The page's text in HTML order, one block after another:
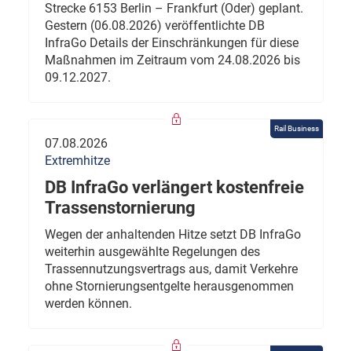
Strecke 6153 Berlin – Frankfurt (Oder) geplant.
Gestern (06.08.2026) veröffentlichte DB
InfraGo Details der Einschränkungen für diese
Maßnahmen im Zeitraum vom 24.08.2026 bis
09.12.2027.
Rail Business
07.08.2026
Extremhitze
DB InfraGo verlängert kostenfreie
Trassenstornierung
Wegen der anhaltenden Hitze setzt DB InfraGo
weiterhin ausgewählte Regelungen des
Trassennutzungsvertrags aus, damit Verkehre
ohne Stornierungsentgelte herausgenommen
werden können.